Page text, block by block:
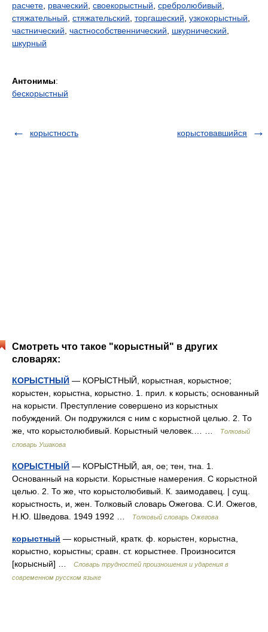
расчете рваческий своекорыстный сребролюбивый
стяжательный стяжательский торгашеский узкокорыстный
частнический частнособственнический шкурнический
шкурный
Антонимы:
бескорыстный
корыстность корыстовавшийся
Смотреть что такое "корыстный" в других
словарях:
КОРЫСТНЫЙ — КОРЫСТНЫЙ, корыстная, корыстное;
корыстен, корыстна, корыстно. 1. прил. к корысть; основанный
на корысти. Преступление совершено из корыстных
побуждений. Он подружился с ним с корыстной целью. 2. То
же, что корыстолюбивый. Корыстный человек.… …
Толковый
словарь Ушакова
КОРЫСТНЫЙ — КОРЫСТНЫЙ, ая, ое; тен, тна. 1.
Основанный на корысти. Корыстные намерения. С корыстной
целью. 2. То же, что корыстолюбивый. К. заимодавец. | сущ.
корыстность, и, жен. Толковый словарь Ожегова. С.И. Ожегов,
Н.Ю. Шведова. 1949 1992 …
Толковый словарь Ожегова
корыстный — корыстный, кратк. ф. корыстен, корыстна,
корыстно, корыстны; сравн. ст. корыстнее. Произносится
[корысный] …
Словарь трудностей произношения и ударения в
современном русском языке